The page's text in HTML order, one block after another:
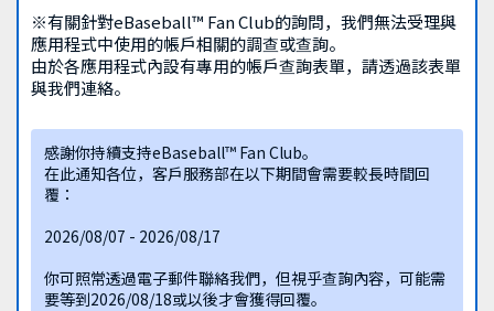
※有關針對eBaseball™ Fan Club的詢問，我們無法受理與
應用程式中使用的帳戶相關的調查或查詢。
由於各應用程式內設有專用的帳戶查詢表單，請透過該表單
與我們連絡。
感謝你持續支持eBaseball™ Fan Club。
在此通知各位，客戶服務部在以下期間會需要較長時間回
覆：
2026/08/07 - 2026/08/17
你可照常透過電子郵件聯絡我們，但視乎查詢內容，可能需
要等到2026/08/18或以後才會獲得回覆。